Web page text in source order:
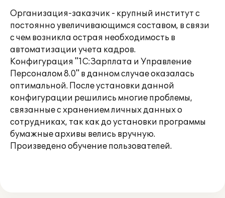
Организация-заказчик - крупный институт с
постоянно увеличивающимся составом, в связи
с чем возникла острая необходимость в
автоматизации учета кадров.
Конфигурация "1С:Зарплата и Управление
Персоналом 8.0" в данном случае оказалась
оптимальной. После установки данной
конфигурации решились многие проблемы,
связанные с хранением личных данных о
сотрудниках, так как до установки программы
бумажные архивы велись вручную.
Произведено обучение пользователей.